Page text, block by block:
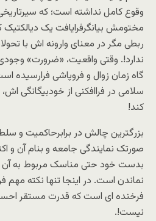
وقوع کامل نداشته است؛ که
مختومش بیانگرفرایافت یک
ربطی مگر در معنای وارونه اش با
ندارد!. وقتی واقعیت، «ضرورت»
گاه زمان زوال و فروپاشی فرارسیده
سلامی در فراافکنی از خودبیگانگی
کند!
بزرگترین چالش در برابرحاکمیت و
صورتک نمایندگی جامعه و بنام آن و
بدست خود حتی مناسک مربوط به آن
نماندن است. در اینجا تنها نکته مهم
فرخنده ای است که قدرت مستقر
نیست!.